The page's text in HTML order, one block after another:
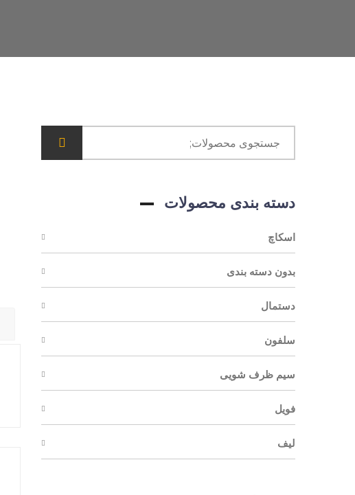
دسته بندی محصولات
اسکاچ
بدون دسته بندی
دستمال
سلفون
سیم ظرف شویی
فویل
لیف